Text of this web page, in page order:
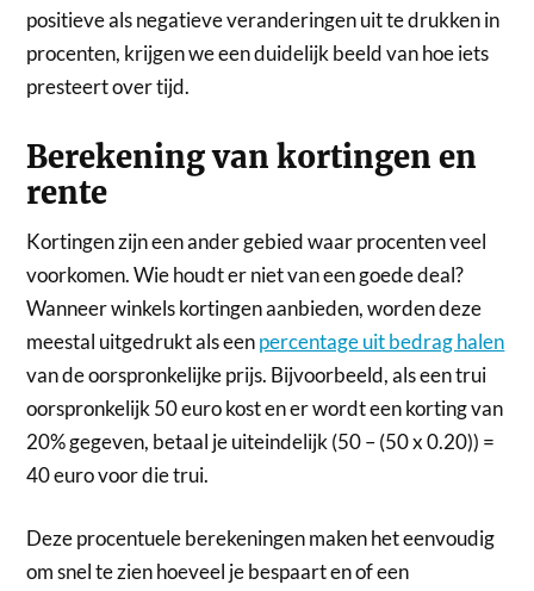
positieve als negatieve veranderingen uit te drukken in
procenten, krijgen we een duidelijk beeld van hoe iets
presteert over tijd.
Berekening van kortingen en
rente
Kortingen zijn een ander gebied waar procenten veel
voorkomen. Wie houdt er niet van een goede deal?
Wanneer winkels kortingen aanbieden, worden deze
meestal uitgedrukt als eenpercentage uit bedrag halen
van de oorspronkelijke prijs. Bijvoorbeeld, als een trui
oorspronkelijk 50 euro kost en er wordt een korting van
20% gegeven, betaal je uiteindelijk (50 – (50 x 0.20)) =
40 euro voor die trui.
Deze procentuele berekeningen maken het eenvoudig
om snel te zien hoeveel je bespaart en of een